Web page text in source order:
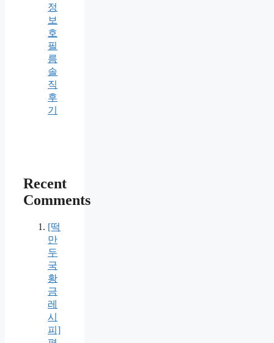
정
보
호
필
름
솔
직
후
기
Recent
Comments
[떡
만
두
국
황
금
레
시
피]